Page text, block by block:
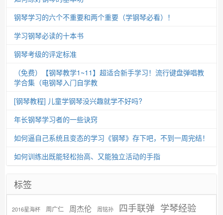
钢琴学习的六个不重要和两个重要（学钢琴必看）！
学习钢琴必读的十本书
钢琴考级的评定标准
（免费）【钢琴教学1~11】超适合新手学习！流行键盘弹唱教
学合集（电钢琴入门自学教
[钢琴教程] 儿童学钢琴没兴趣就学不好吗?
年长钢琴学习者的一些诀窍
如何逼自己系统且变态的学习《钢琴》存下吧，不到一周完结！
如何训练出既能轻松抬高、又能独立活动的手指
标签
2016星海杯 周广仁 周杰伦 周铭孙 四手联弹 学琴经验